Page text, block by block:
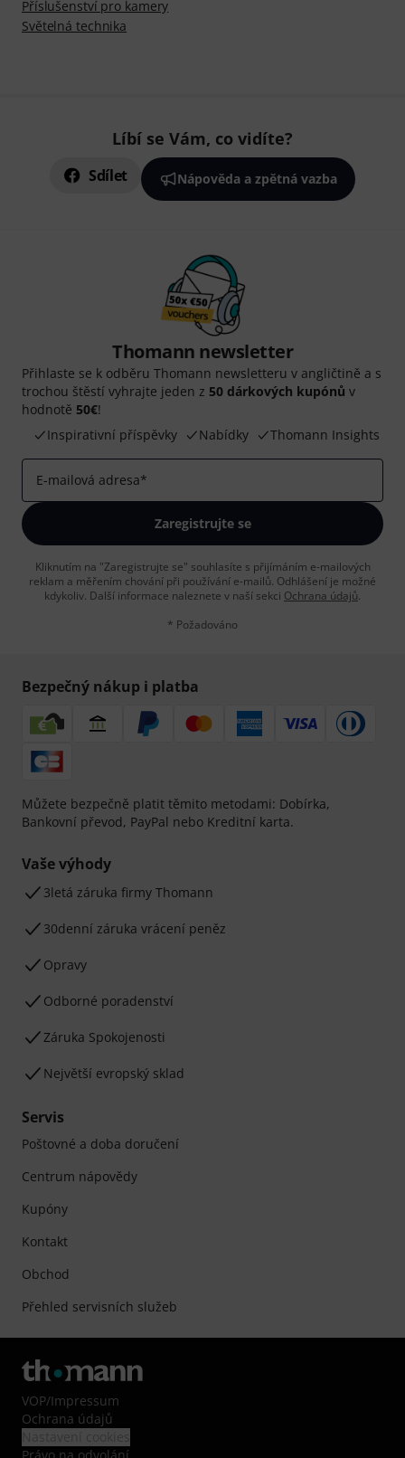
Příslušenství pro kamery
Světelná technika
Líbí se Vám, co vidíte?
Sdílet Nápověda a zpětná vazba
Thomann newsletter
Přihlaste se k odběru Thomann newsletteru v angličtině a s
trochou štěstí vyhrajte jeden z 50 dárkových kupónů v
hodnotě 50€!
Inspirativní příspěvky
Nabídky Thomann Insights
E-mailová adresa*
Zaregistrujte se
Kliknutím na "Zaregistrujte se" souhlasíte s přijímáním e-mailových
reklam a měřením chování při používání e-mailů. Odhlášení je možné
kdykoliv. Další informace naleznete v naší sekci Ochrana údajů.
* Požadováno
Bezpečný nákup i platba
Můžete bezpečně platit těmito metodami: Dobírka,
Bankovní převod, PayPal nebo Kreditní karta.
Vaše výhody
3letá záruka firmy Thomann
30denní záruka vrácení peněz
Opravy
Odborné poradenství
Záruka Spokojenosti
Největší evropský sklad
Servis
Poštovné a doba doručení
Centrum nápovědy
Kupóny
Kontakt
Obchod
Přehled servisních služeb
VOP/Impressum
Ochrana údajů